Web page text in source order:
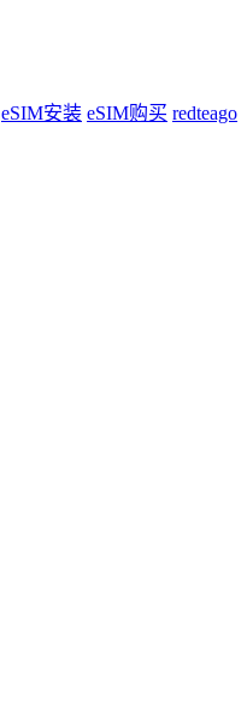
eSIM安装 eSIM购买 redteago